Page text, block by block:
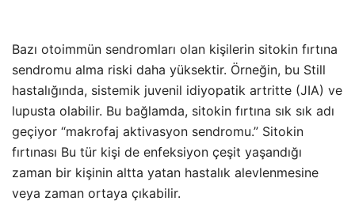
Bazı otoimmün sendromları olan kişilerin sitokin fırtına
sendromu alma riski daha yüksektir. Örneğin, bu Still
hastalığında, sistemik juvenil idiyopatik artritte (JIA) ve
lupusta olabilir. Bu bağlamda, sitokin fırtına sık sık adı
geçiyor “makrofaj aktivasyon sendromu.” Sitokin
fırtınası Bu tür kişi de enfeksiyon çeşit yaşandığı
zaman bir kişinin altta yatan hastalık alevlenmesine
veya zaman ortaya çıkabilir.